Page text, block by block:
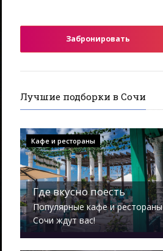
Забронировать
Лучшие подборки в Сочи
Кафе и рестораны
Где вкусно поесть
Популярные кафе и рестораны
Сочи ждут вас!